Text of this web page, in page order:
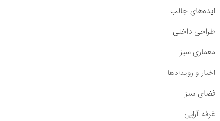
ایده‌های جالب
طراحی داخلی
معماری سبز
اخبار و رویدادها
فضای سبز
غرفه آرایی